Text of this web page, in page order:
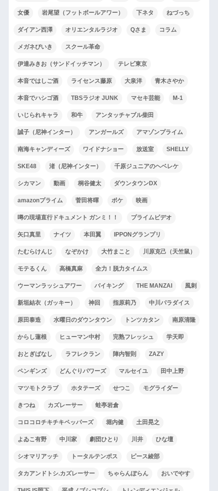
女優 岩尾望（フットボールアワー） 下ネタ ねづっち
ダイアン西澤 オリエンタルラジオ Qさま コラム
メガネびいき スクール革命
伊達みきお（サンドイッチマン） テレビ東京
本音ではしご酒 ライセンス藤原 大泉洋 青木さやか
本音でハシゴ酒 TBSラジオ JUNK マセキ芸能 M-1
いじられキャラ 和牛 アンタッチャブル柴田
誠子（尼神インター） アンガールズ アマゾンプライム
南海キャンディーズ ワイドナショー 放送室 SHELLY
SKE48 渚（尼神インター） 千原ジュニアのヘベレケ
シカマン 動画 桐谷健太 ダウンタウンDX
amazonプライム 菅田将暉 ボケ 映画
噂の現場直行ドキュメント ガンミ！！ プライムビデオ
矢口真里 ナイツ 本田翼 IPPONグランプリ
たむらけんじ なぞかけ 大竹まこと 川原克己（天竺鼠）
モテるくん 高橋真麻 全力！脱力タイムス
ウーマンラッシュアワー バイキング THE MANZAI 風刺
新垣結衣（ガッキー） 神回 指原莉乃 中川パラダイス
原田泰造 水曜日のダウンタウン トンツカタン 南原清隆
からし蓮根 ヒューマン中村 完熟フレッシュ 学天即
おとぎばなし ラフレクラン 陣内智則 ZAZY
ペンギンズ どんぐりパワーズ マルセイユ 田中上野
マツモトクラブ ホタテーズ せつこ モグライダー
きつね カズレーサー 蛙亭岩倉
コロコロチキチキペッパーズ 堀内健 土田晃之
よゐこ有野 中川家 劇団ひとり 川井 ひな壇
シオマリアッチ トータルテンボス ピース綾部
タカアンドトシ.カズレーサー ちゃらんぽらん おいでやす